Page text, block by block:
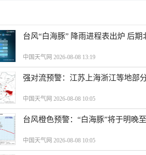
台风“白海豚” 降雨进程表出炉 后
中国天气网 2026-08-08 13:19
强对流预警：江苏上海浙江等地部
中国天气网 2026-08-08 10:05
台风橙色预警：“白海豚”将于明晚
中国天气网 2026-08-08 10:05